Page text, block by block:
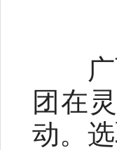
广西
团在
动。